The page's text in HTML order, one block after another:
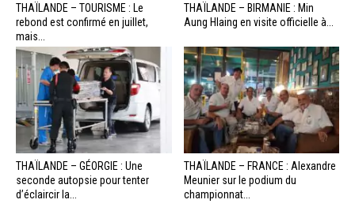
THAÏLANDE – TOURISME : Le
rebond est confirmé en juillet,
mais...
THAÏLANDE – BIRMANIE : Min
Aung Hlaing en visite officielle à...
THAÏLANDE – GÉORGIE : Une
seconde autopsie pour tenter
d’éclaircir la...
THAÏLANDE – FRANCE : Alexandre
Meunier sur le podium du
championnat...